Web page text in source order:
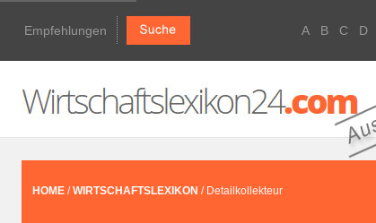
Empfehlungen A B C D
HOME /WIRTSCHAFTSLEXIKON / Detailkollekteur